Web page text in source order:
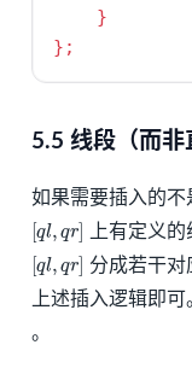
}
};
5.5 线段（而非
如果需要插入的不
[ ql ] 上有定义
[ ql ] 分成若干
上述插入逻辑即
。